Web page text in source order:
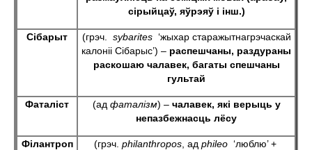
сірыйцаў, яўрэяў і інш.)
Сібарыт (грэч. sybarites‘жыхар старажытнагрэчаскай
калоніі Сібарыс’) – распешчаны, раздураны
раскошаю чалавек, багаты спешчаны
гультай
Фаталіст (ад фаталізм) – чалавек, які верыць у
непазбежнасць лёсу
Філантроп (грэч. philanthropos, ад phileo‘люблю’ +